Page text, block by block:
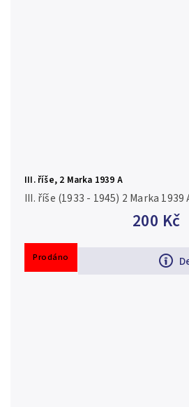
III. říše, 2 Marka 1939 A
200 Kč
III. říše (1933 - 1945) 2 Marka 1939
Prodáno